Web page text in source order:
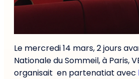
Le mercredi 14 mars, 2 jours
Nationale du Sommeil, à Paris,
organisait en partenatiat avec